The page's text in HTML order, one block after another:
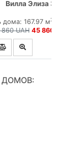
UAH 45 860